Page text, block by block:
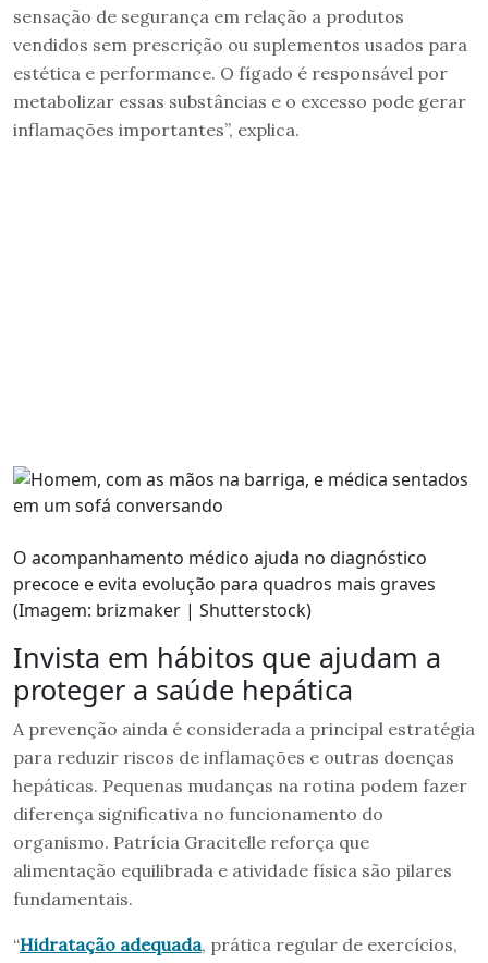
sensação de segurança em relação a produtos
vendidos sem prescrição ou suplementos usados para
estética e performance. O fígado é responsável por
metabolizar essas substâncias e o excesso pode gerar
inflamações importantes”, explica.
O acompanhamento médico ajuda no diagnóstico
precoce e evita evolução para quadros mais graves
(Imagem: brizmaker | Shutterstock)
Invista em hábitos que ajudam a
proteger a saúde hepática
A prevenção ainda é considerada a principal estratégia
para reduzir riscos de inflamações e outras doenças
hepáticas. Pequenas mudanças na rotina podem fazer
diferença significativa no funcionamento do
organismo. Patrícia Gracitelle reforça que
alimentação equilibrada e atividade física são pilares
fundamentais.
“Hidratação adequada, prática regular de exercícios,